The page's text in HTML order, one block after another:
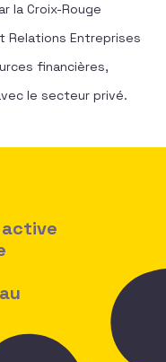
la Croix-Rouge
Relations Entreprises
financières,
le secteur privé.
active